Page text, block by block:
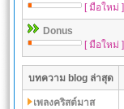
[ มือใหม่ ]
Donus
[ มือใหม่ ]
บทความ blog ล่าสุด
เพลงคริสต์มาส